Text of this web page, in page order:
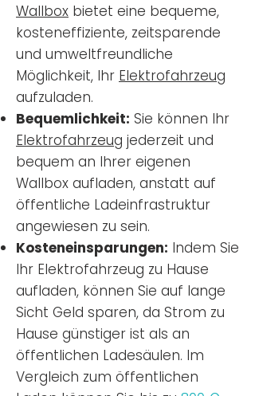
Wallbox bietet eine bequeme,
kosteneffiziente, zeitsparende
und umweltfreundliche
Möglichkeit, Ihr Elektrofahrzeug
aufzuladen.
Bequemlichkeit: Sie können Ihr
Elektrofahrzeug jederzeit und
bequem an Ihrer eigenen
Wallbox aufladen, anstatt auf
öffentliche Ladeinfrastruktur
angewiesen zu sein.
Kosteneinsparungen: Indem Sie
Ihr Elektrofahrzeug zu Hause
aufladen, können Sie auf lange
Sicht Geld sparen, da Strom zu
Hause günstiger ist als an
öffentlichen Ladesäulen. Im
Vergleich zum öffentlichen